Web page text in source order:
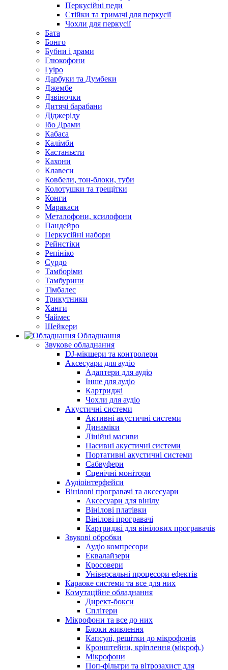
Перкусійні педи
Стійки та тримачі для перкусії
Чохли для перкусії
Бата
Бонго
Бубни і драми
Глюкофони
Гуіро
Дарбуки та Думбеки
Джембе
Дзвіночки
Дитячі барабани
Діджеріду
Ібо Драми
Кабаса
Калімби
Кастаньєти
Кахони
Клавеси
Ковбели, тон-блоки, туби
Колотушки та трещітки
Конги
Маракаси
Металофони, ксилофони
Пандейро
Перкусійні набори
Рейнстіки
Репініко
Сурдо
Тамборіми
Тамбурини
Тімбалес
Трикутники
Ханги
Чаймес
Шейкери
Обладнання
Звукове обладнання
DJ-мікшери та контролери
Аксесуари для аудіо
Адаптери для аудіо
Інше для аудіо
Картриджі
Чохли для аудіо
Акустичні системи
Активні акустичні системи
Динаміки
Лінійні масиви
Пасивні акустичні системи
Портативні акустичні системи
Сабвуфери
Сценічні монітори
Аудіоінтерфейси
Вінілові програвачі та аксесуари
Аксесуари для вінілу
Вінілові платівки
Вінілові програвачі
Картриджі для вінілових програвачів
Звукові обробки
Аудіо компресори
Еквалайзери
Кросовери
Універсальні процесори ефектів
Караоке системи та все для них
Комутаційне обладнання
Директ-бокси
Сплітери
Мікрофони та все до них
Блоки живлення
Капсулі, решітки до мікрофонів
Кронштейни, кріплення (мікроф.)
Мікрофони
Поп-фільтри та вітрозахист для